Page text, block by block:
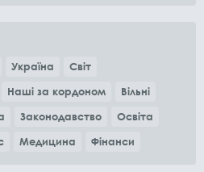
Україна
Світ
Наші за кордоном
Вільні
Законодавство
Освіта
Медицина Фінанси